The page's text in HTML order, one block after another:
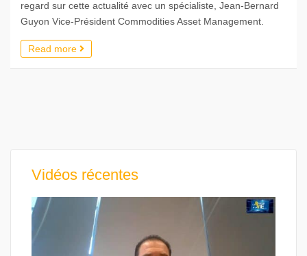
regard sur cette actualité avec un spécialiste, Jean-Bernard
Guyon Vice-Président Commodities Asset Management.
Read more
Vidéos récentes